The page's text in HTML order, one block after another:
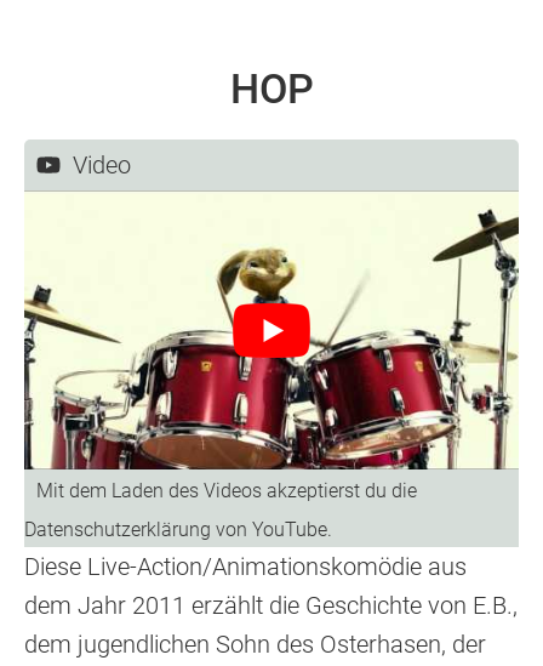
HOP
Video
Diese Live-Action/Animationskomödie aus
dem Jahr 2011 erzählt die Geschichte von E.B.,
dem jugendlichen Sohn des Osterhasen, der